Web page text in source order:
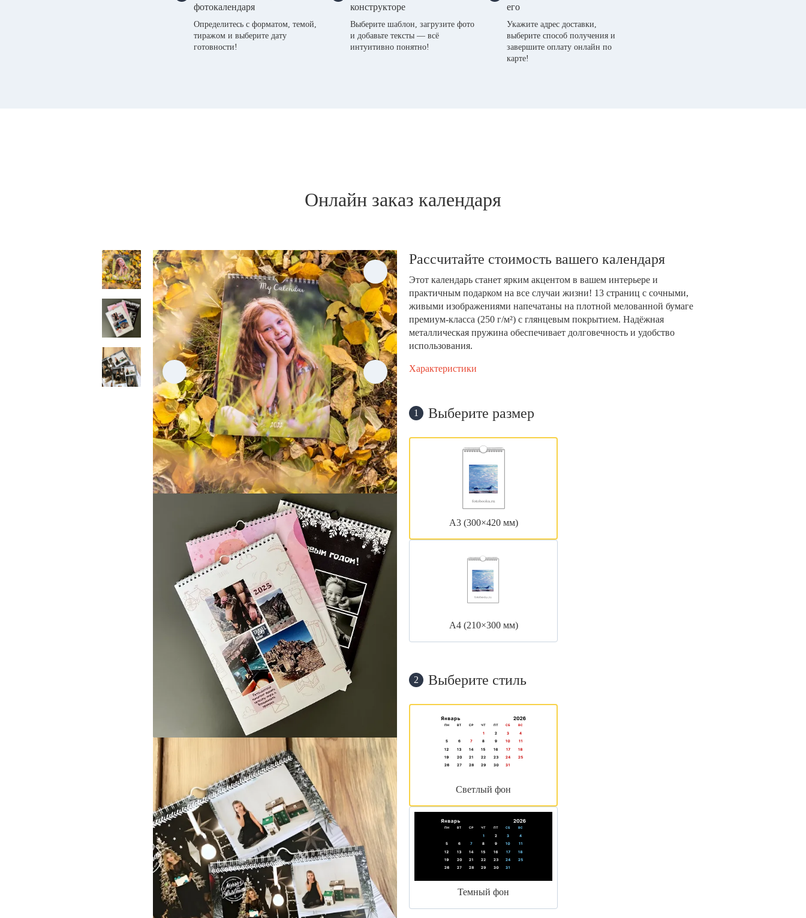
фотокалендаря
Определитесь с форматом, темой,
тиражом и выберите дату
готовности!
конструкторе
Выберите шаблон, загрузите фото
и добавьте тексты — всё
интуитивно понятно!
его
Укажите адрес доставки,
выберите способ получения и
завершите оплату онлайн по
карте!
Онлайн заказ календаря
Рассчитайте стоимость вашего календаря
Этот календарь станет ярким акцентом в вашем интерьере и
практичным подарком на все случаи жизни! 13 страниц с сочными,
живыми изображениями напечатаны на плотной мелованной бумаге
премиум-класса (250 г/м²) с глянцевым покрытием. Надёжная
металлическая пружина обеспечивает долговечность и удобство
использования.
Характеристики
1 Выберите размер
А3 (300×420 мм)
А4 (210×300 мм)
2 Выберите стиль
Светлый фон
Темный фон